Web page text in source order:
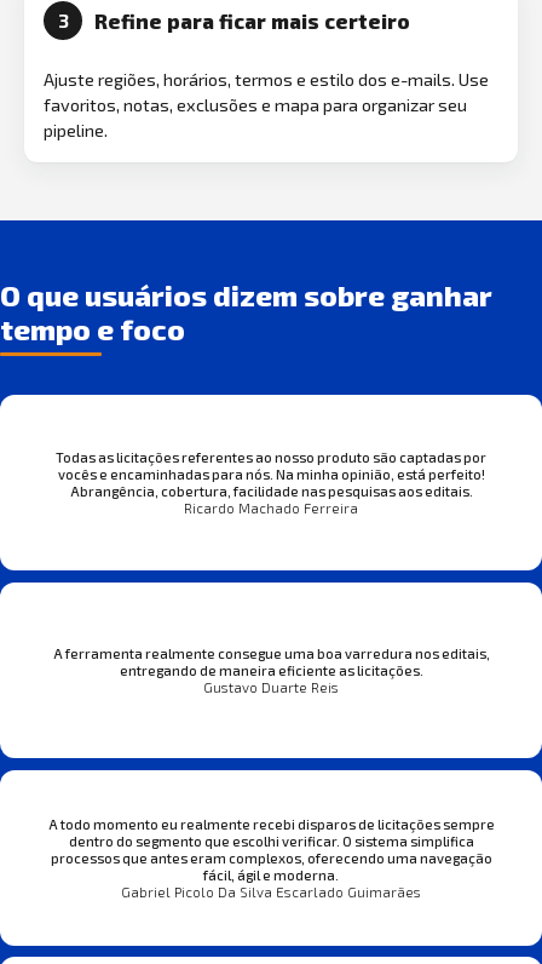
3 Refine para ficar mais certeiro
Ajuste regiões, horários, termos e estilo dos e-mails. Use
favoritos, notas, exclusões e mapa para organizar seu
pipeline.
O que usuários dizem sobre ganhar
tempo e foco
Todas as licitações referentes ao nosso produto são captadas por
vocês e encaminhadas para nós. Na minha opinião, está perfeito!
Abrangência, cobertura, facilidade nas pesquisas aos editais.
Ricardo Machado Ferreira
A ferramenta realmente consegue uma boa varredura nos editais,
entregando de maneira eficiente as licitações.
Gustavo Duarte Reis
A todo momento eu realmente recebi disparos de licitações sempre
dentro do segmento que escolhi verificar. O sistema simplifica
processos que antes eram complexos, oferecendo uma navegação
fácil, ágil e moderna.
Gabriel Picolo Da Silva Escarlado Guimarães